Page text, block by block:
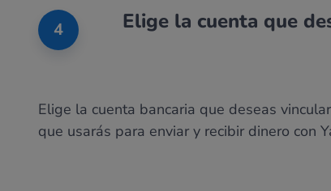
4 Elige la cuenta que
Elige la cuenta bancaria que deseas
que usarás para enviar y recibir dinero con